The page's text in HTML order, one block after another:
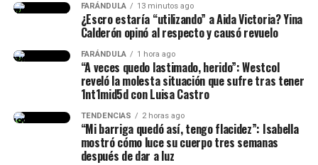
es amor o material”, comentaron.
sonido original – WestCoff🎬
FARÁNDULA 13 minutos ago
¿Escro estaría “utilizando” a Aida Victoria? Yina
Calderón opinó al respecto y causó revuelo
FARÁNDULA 1 hora ago
“A veces quedo lastimado, herido”: Westcol
reveló la molesta situación que sufre tras tener
1nt1mid5d con Luisa Castro
TENDENCIAS 2 horas ago
“Mi barriga quedó así, tengo flacidez”: Isabella
mostró cómo luce su cuerpo tres semanas
después de dar a luz